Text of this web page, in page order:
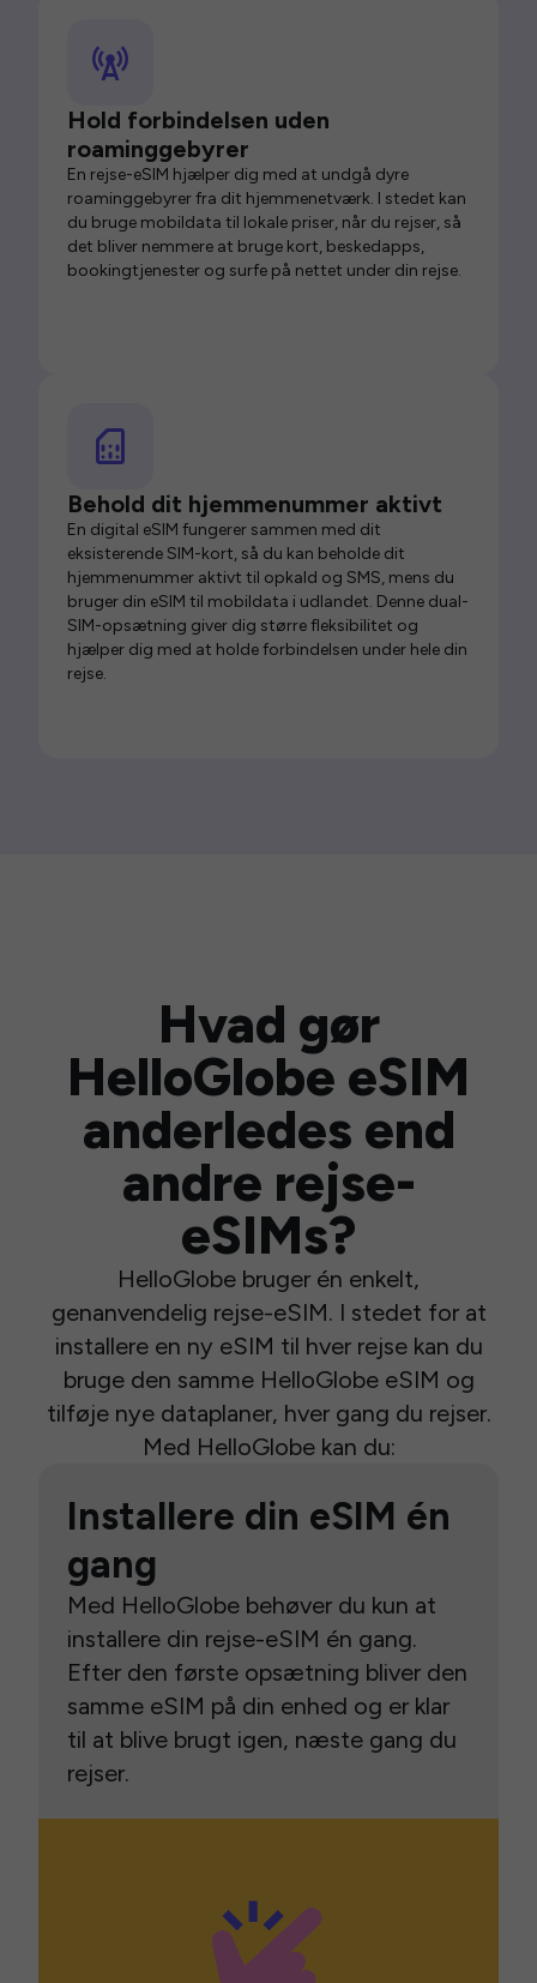
Hold forbindelsen uden
roaminggebyrer
En rejse-eSIM hjælper dig med at undgå dyre
roaminggebyrer fra dit hjemmenetværk. I stedet kan
du bruge mobildata til lokale priser, når du rejser, så
det bliver nemmere at bruge kort, beskedapps,
bookingtjenester og surfe på nettet under din rejse.
Behold dit hjemmenummer aktivt
En digital eSIM fungerer sammen med dit
eksisterende SIM-kort, så du kan beholde dit
hjemmenummer aktivt til opkald og SMS, mens du
bruger din eSIM til mobildata i udlandet. Denne dual-
SIM-opsætning giver dig større fleksibilitet og
hjælper dig med at holde forbindelsen under hele din
rejse.
Hvad gør
HelloGlobe eSIM
anderledes end
andre rejse-
eSIMs?
HelloGlobe bruger én enkelt,
genanvendelig rejse-eSIM. I stedet for at
installere en ny eSIM til hver rejse kan du
bruge den samme HelloGlobe eSIM og
tilføje nye dataplaner, hver gang du rejser.
Med HelloGlobe kan du:
Installere din eSIM én
gang
Med HelloGlobe behøver du kun at
installere din rejse-eSIM én gang.
Efter den første opsætning bliver den
samme eSIM på din enhed og er klar
til at blive brugt igen, næste gang du
rejser.